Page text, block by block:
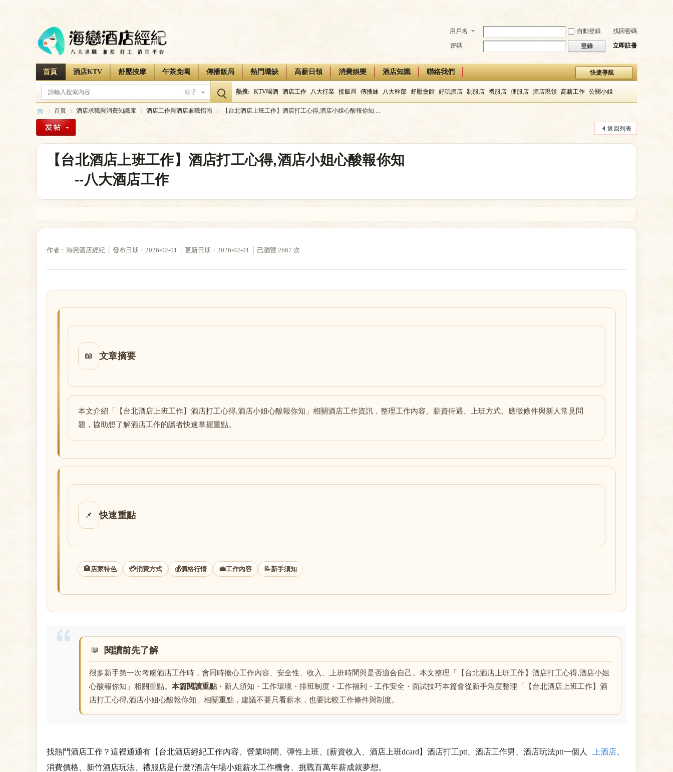
用戶名 自動登錄 找回密碼
密碼 登錄 立即註冊
快捷導航
首頁 酒店KTV 舒壓按摩 午茶免喝 傳播飯局 熱門職缺 高薪日領 消費娛樂 酒店知識 聯絡我們
帖子 熱搜: KTV喝酒 酒店工作 八大行業 接飯局 傳播妹 八大幹部 舒壓會館 好玩酒店 制服店 禮服店 便服店 酒店現領 高薪工作 公關小姐
首頁
›
酒店求職與消費知識庫
›
酒店工作與酒店兼職指南
›
【台北酒店上班工作】酒店打工心得,酒店小姐心酸報你知 ...
返回列表
【台北酒店上班工作】酒店打工心得,酒店小姐心酸報你知
--八大酒店工作
作者：海戀酒店經紀 │ 發布日期：2026-02-01 │ 更新日期：2026-02-01 │ 已瀏覽 2667 次
📖 文章摘要
本文介紹「【台北酒店上班工作】酒店打工心得,酒店小姐心酸報你知」相關酒店工作資訊，整理工作內容、薪資待遇、上班方式、應徵條件與新人常見問
題，協助想了解酒店工作的讀者快速掌握重點。
📌 快速重點
🏨店家特色 💳消費方式 💰價格行情 💼工作內容 📝新手須知
閱讀前先了解
很多新手第一次考慮酒店工作時，會同時擔心工作內容、安全性、收入、上班時間與是否適合自己。本文整理「【台北酒店上班工作】酒店打工心得,酒店小姐
心酸報你知」相關重點。 本篇閱讀重點 ・新人須知・工作環境・排班制度・工作福利・工作安全・面試技巧本篇會從新手角度整理「【台北酒店上班工作】酒
店打工心得,酒店小姐心酸報你知」相關重點，建議不要只看薪水，也要比較工作條件與制度。
找熱門酒店工作？這裡通通有【台北酒店經紀工作內容、營業時間、彈性上班、[薪資收入、酒店上班dcard】酒店打工ptt、酒店工作男、酒店玩法ptt一個人 上酒店
消費價格、新竹酒店玩法、禮服店是什麼?酒店午場小姐薪水工作機會、挑戰百萬年薪成就夢想。